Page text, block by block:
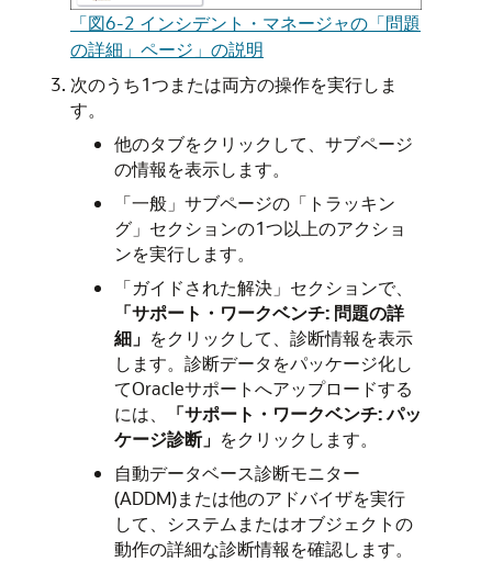
「図6-2 インシデント・マネージャの「問題
の詳細」ページ」の説明
次のうち1つまたは両方の操作を実行しま
す。
他のタブをクリックして、サブページ
の情報を表示します。
「一般」サブページの「トラッキン
グ」セクションの1つ以上のアクショ
ンを実行します。
「ガイドされた解決」セクションで、
「サポート・ワークベンチ: 問題の詳
細」 をクリックして、診断情報を表示
します。診断データをパッケージ化し
てOracleサポートへアップロードする
には、
「サポート・ワークベンチ: パッ
ケージ診断」 をクリックします。
自動データベース診断モニター
(ADDM)または他のアドバイザを実行
して、システムまたはオブジェクトの
動作の詳細な診断情報を確認します。